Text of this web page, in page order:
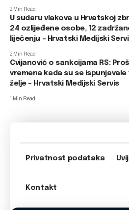
2 Min Read
U sudaru vlakova u Hrvatskoj
24 ozlijeđene osobe, 12
liječenju – Hrvatski Medijski
2 Min Read
Cvijanović o sankcijama RS:
vremena kada su se ispunjavale
želje – Hrvatski Medijski Servis
1 Min Read
Privatnost podataka
Kontakt